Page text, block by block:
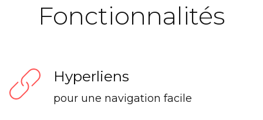
Fonctionnalités
Hyperliens
pour une navigation facile